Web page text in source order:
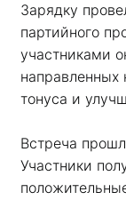
Зарядку
партийного
участниками
направленных
тонуса и
Встреча
Участники